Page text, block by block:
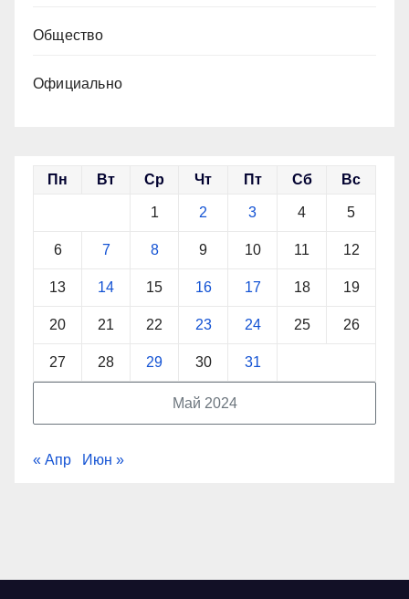
Общество
Официально
Май 2024
Пн Вт Ср Чт Пт Сб Вс
1 2 3 4 5
6 7 8 9 10 11 12
13 14 15 16 17 18 19
20 21 22 23 24 25 26
27 28 29 30 31
« Апр Июн »